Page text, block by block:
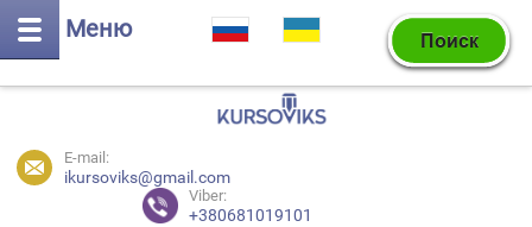
Меню
E-mail:
ikursoviks@gmail.com
Viber:
+380681019101